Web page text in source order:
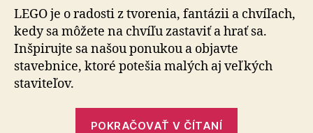
deň
LEGO je o radosti z tvorenia, fantázii a chvíľach,
kedy sa môžete na chvíľu zastaviť a hrať sa.
Inšpirujte sa našou ponukou a objavte
stavebnice, ktoré potešia malých aj veľkých
staviteľov.
POKRAČOVAŤ V ČÍTANÍ